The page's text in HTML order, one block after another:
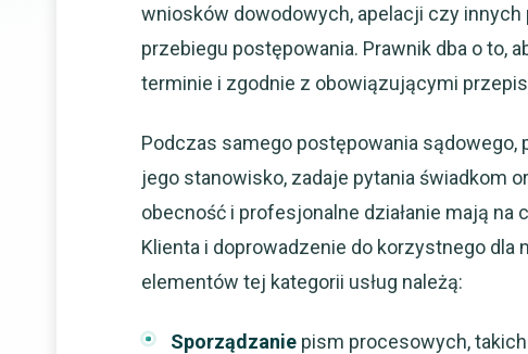
wniosków dowodowych, apelacji czy
przebiegu postępowania. Prawnik dba o to,
terminie i zgodnie z obowiązującymi
Podczas samego postępowania
jego stanowisko, zadaje pytania świadkom
obecność i profesjonalne działanie mają
Klienta i doprowadzenie do korzystnego
elementów tej kategorii usług należą:
Sporządzanie pism procesowych,